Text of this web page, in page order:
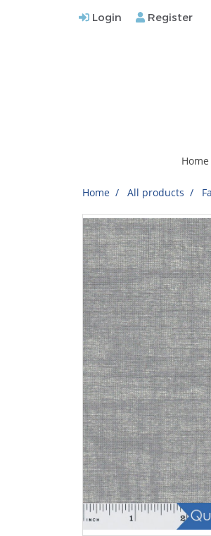
Login Register
Home
Home All products